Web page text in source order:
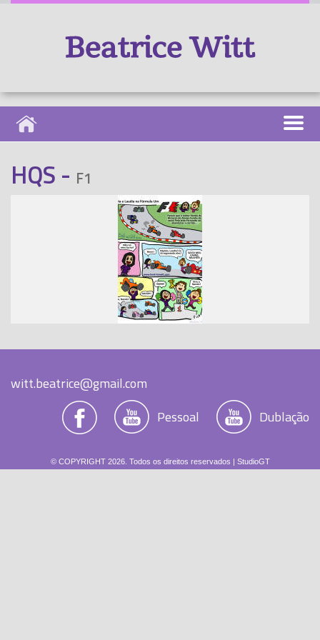
HQS - F1
witt.beatrice@gmail.com
Pessoal
Dublação
© COPYRIGHT 2026. Todos os direitos reservados | StudioGT